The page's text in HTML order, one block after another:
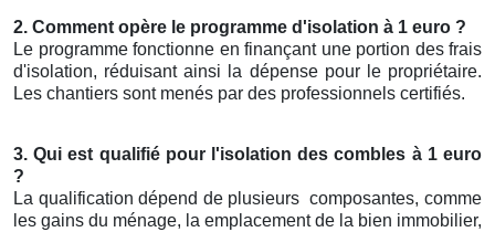
2. Comment opère le programme d'isolation à 1 euro ?
Le programme fonctionne en finançant une portion des frais
d'isolation, réduisant ainsi la dépense pour le propriétaire.
Les chantiers sont menés par des professionnels certifiés.
3. Qui est qualifié pour l'isolation des combles à 1 euro
?
La qualification dépend de plusieurs composantes, comme
les gains du ménage, la emplacement de la bien immobilier,